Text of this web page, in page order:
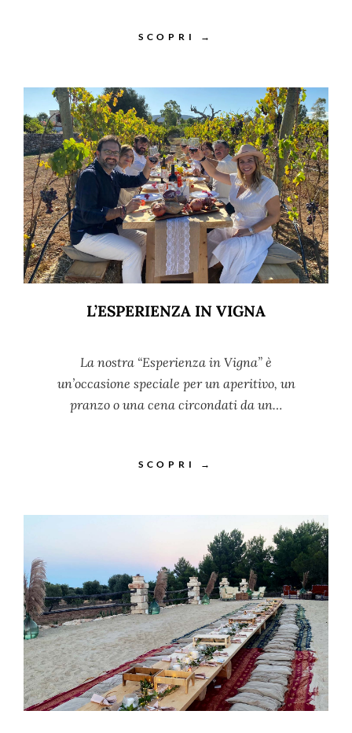
SCOPRI →
L’ESPERIENZA IN VIGNA
La nostra “Esperienza in Vigna” è
un’occasione speciale per un aperitivo, un
pranzo o una cena circondati da un…
SCOPRI →